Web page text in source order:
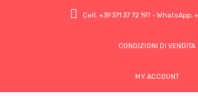
Cell. +39 371 37 72 197- WhatsApp.
CONDIZIONI DI VENDITA
MY ACCOUNT